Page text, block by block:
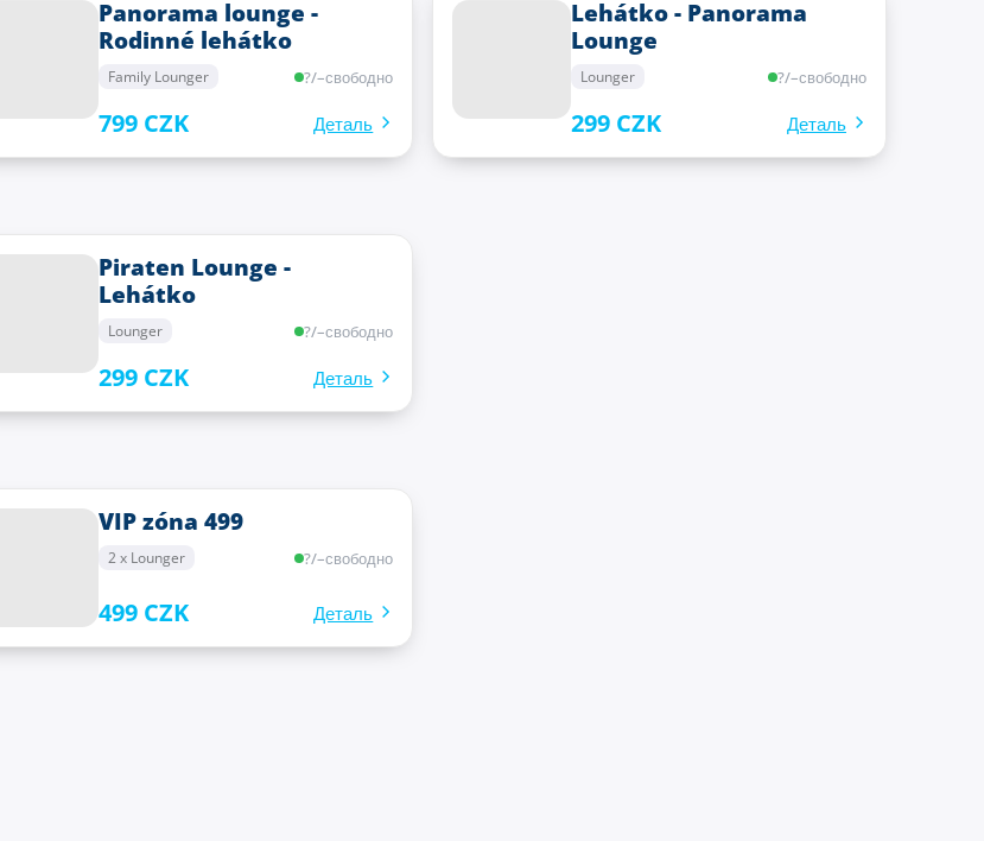
Panorama lounge -
Rodinné lehátko
Family Lounger ?/–свободно
799 CZK Деталь
Lehátko - Panorama
Lounge
Lounger ?/–свободно
299 CZK Деталь
Piraten Lounge -
Lehátko
Lounger ?/–свободно
299 CZK Деталь
VIP zóna 499
2 x Lounger ?/–свободно
499 CZK Деталь